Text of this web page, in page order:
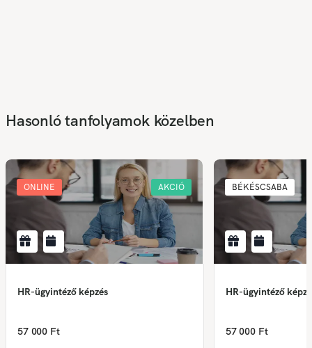
Hasonló tanfolyamok közelben
ONLINE AKCIÓ
HR-ügyintéző képzés
57 000 Ft
BÉKÉSCSABA
HR-ügyintéző
57 000 Ft